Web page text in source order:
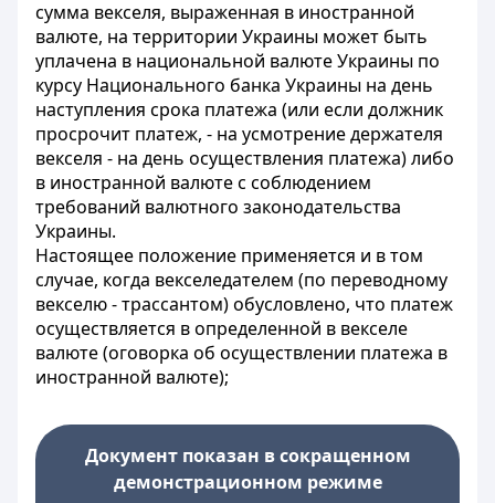
сумма векселя, выраженная в иностранной
валюте, на территории Украины может быть
уплачена в национальной валюте Украины по
курсу Национального банка Украины на день
наступления срока платежа (или если должник
просрочит платеж, - на усмотрение держателя
векселя - на день осуществления платежа) либо
в иностранной валюте с соблюдением
требований валютного законодательства
Украины.
Настоящее положение применяется и в том
случае, когда векселедателем (по переводному
векселю - трассантом) обусловлено, что платеж
осуществляется в определенной в векселе
валюте (оговорка об осуществлении платежа в
иностранной валюте);
Документ показан в сокращенном
демонстрационном режиме